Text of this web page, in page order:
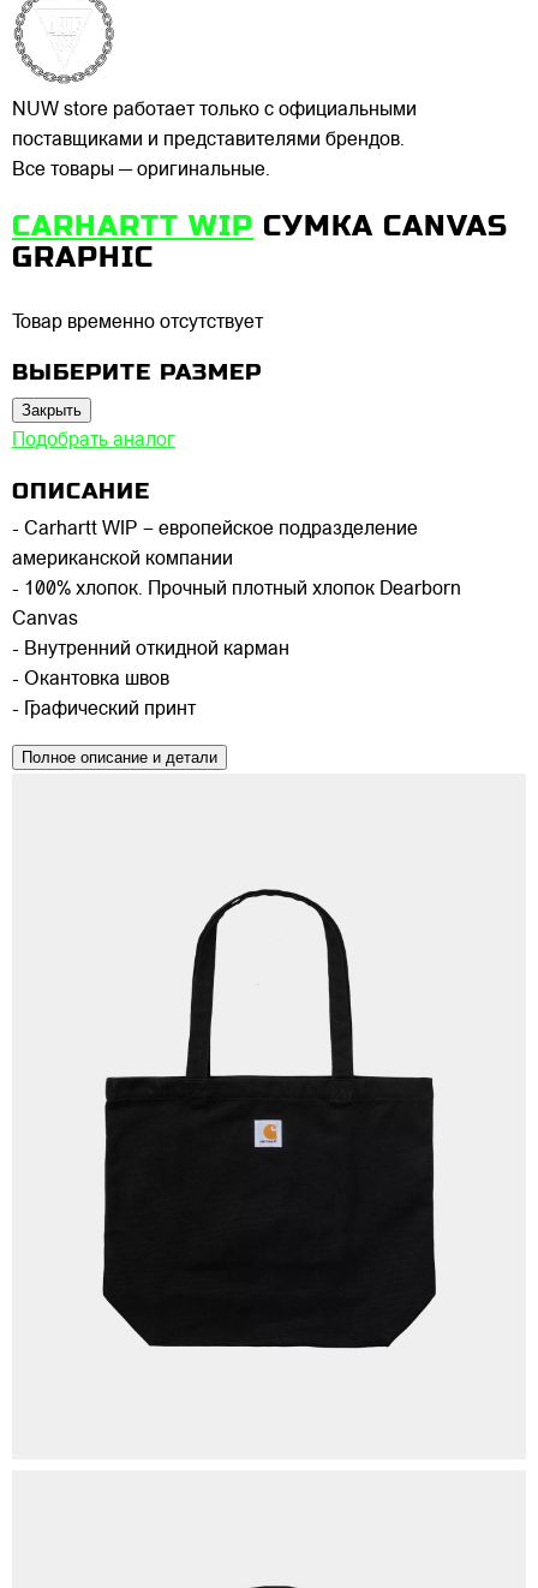
NUW store работает только с официальными
поставщиками и представителями брендов.
Все товары — оригинальные.
CARHARTT WIP СУМКА CANVAS
GRAPHIC
Товар временно отсутствует
ВЫБЕРИТЕ РАЗМЕР
Закрыть
Подобрать аналог
ОПИСАНИЕ
- Carhartt WIP – европейское подразделение
американской компании
- 100% хлопок. Прочный плотный хлопок Dearborn
Canvas
- Внутренний откидной карман
- Окантовка швов
- Графический принт
Полное описание и детали